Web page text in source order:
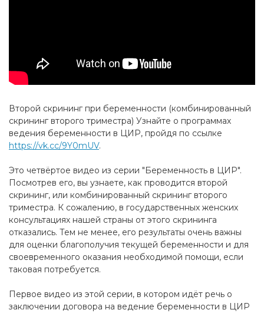
Второй скрининг при беременности (комбинированный
скрининг второго триместра) Узнайте о программах
ведения беременности в ЦИР, пройдя по ссылке
https://vk.cc/9Y0mUV.
Это четвёртое видео из серии "Беременность в ЦИР".
Посмотрев его, вы узнаете, как проводится второй
скрининг, или комбинированный скрининг второго
триместра. К сожалению, в государственных женских
консультациях нашей страны от этого скрининга
отказались. Тем не менее, его результаты очень важны
для оценки благополучия текущей беременности и для
своевременного оказания необходимой помощи, если
таковая потребуется.
Первое видео из этой серии, в котором идёт речь о
заключении договора на ведение беременности в ЦИР